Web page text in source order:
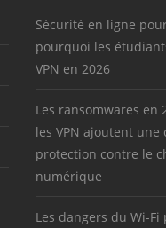
Sécurité en ligne
pourquoi les
VPN en 2026
Les ransomwares en
les VPN ajoutent une
protection contre le
numérique
Les dangers du Wi-